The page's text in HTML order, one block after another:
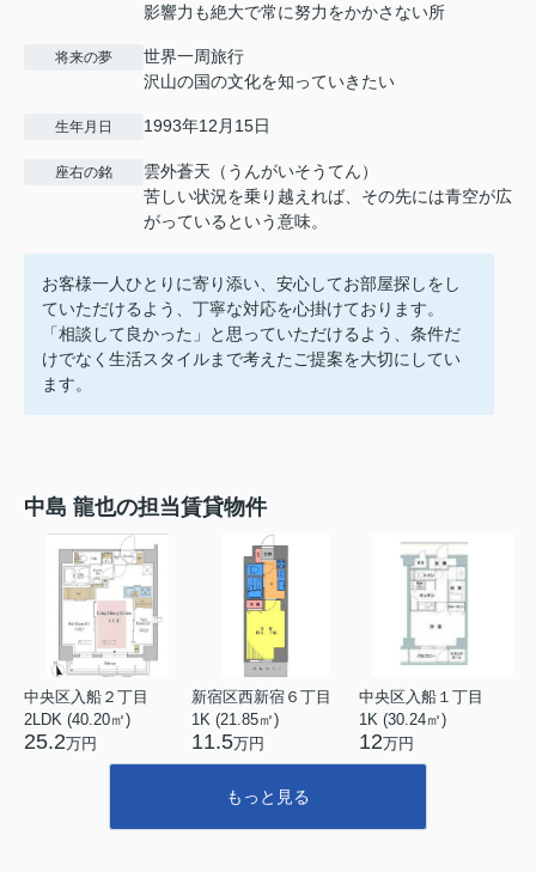
影響力も絶大で常に努力をかかさない所
将来の夢
世界一周旅行
沢山の国の文化を知っていきたい
生年月日 1993年12月15日
座右の銘
雲外蒼天（うんがいそうてん）
苦しい状況を乗り越えれば、その先には青空が広
がっているという意味。
お客様一人ひとりに寄り添い、安心してお部屋探しをし
ていただけるよう、丁寧な対応を心掛けております。
「相談して良かった」と思っていただけるよう、条件だ
けでなく生活スタイルまで考えたご提案を大切にしてい
ます。
中島 龍也の担当賃貸物件
中央区入船２丁目
2LDK (40.20㎡)
25.2万円
新宿区西新宿６丁目
1K (21.85㎡)
11.5万円
中央区入船１丁目
1K (30.24㎡)
12万円
もっと見る